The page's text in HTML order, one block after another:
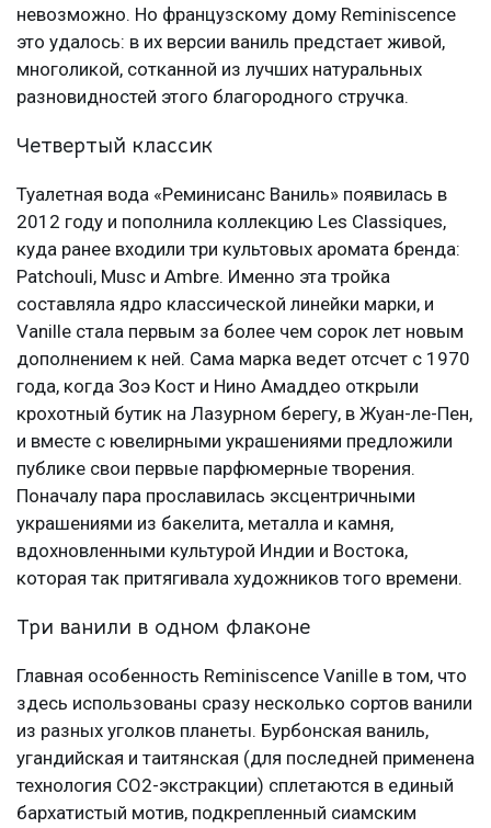
невозможно. Но французскому дому Reminiscence
это удалось: в их версии ваниль предстает живой,
многоликой, сотканной из лучших натуральных
разновидностей этого благородного стручка.
Четвертый классик
Туалетная вода «Реминисанс Ваниль» появилась в
2012 году и пополнила коллекцию Les Classiques,
куда ранее входили три культовых аромата бренда:
Patchouli, Musc и Ambre. Именно эта тройка
составляла ядро классической линейки марки, и
Vanille стала первым за более чем сорок лет новым
дополнением к ней. Сама марка ведет отсчет с 1970
года, когда Зоэ Кост и Нино Амаддео открыли
крохотный бутик на Лазурном берегу, в Жуан-ле-Пен,
и вместе с ювелирными украшениями предложили
публике свои первые парфюмерные творения.
Поначалу пара прославилась эксцентричными
украшениями из бакелита, металла и камня,
вдохновленными культурой Индии и Востока,
которая так притягивала художников того времени.
Три ванили в одном флаконе
Главная особенность Reminiscence Vanille в том, что
здесь использованы сразу несколько сортов ванили
из разных уголков планеты. Бурбонская ваниль,
угандийская и таитянская (для последней применена
технология CO2-экстракции) сплетаются в единый
бархатистый мотив, подкрепленный сиамским